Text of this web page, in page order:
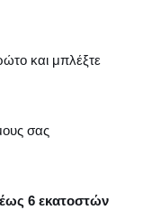
και μπλέξτε
σας
έως 6 εκατοστών